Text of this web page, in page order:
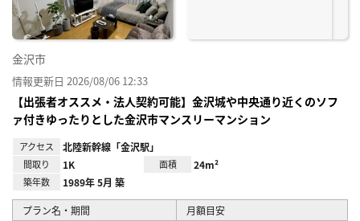
金沢市
情報更新日 2026/08/06 12:33
【出張者オススメ・法人契約可能】金沢城や中央通り近くのソフ
ァ付きゆったりとした金沢市マンスリーマンション
アクセス 北陸新幹線「金沢駅」
間取り 1K 面積 24m²
築年数 1989年 5月 築
プラン名・期間 月額目安